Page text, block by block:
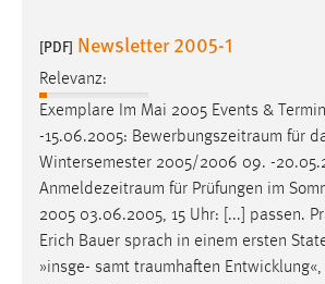
[PDF] Newsletter 2005-1
Relevanz:
Exemplare Im Mai 2005 Events &
-15.06.2005: Bewerbungszeitraum für
Wintersemester 2005/2006 09. -
Anmeldezeitraum für Prüfungen im
2005 03.06.2005, 15 Uhr: [...] passen.
Erich Bauer sprach in einem ersten
»insge- samt traumhaften